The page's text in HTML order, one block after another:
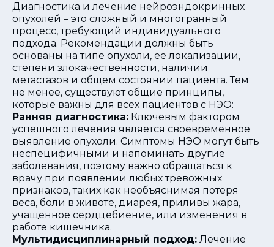
Диагностика и лечение нейроэндокринных
опухолей – это сложный и многогранный
процесс, требующий индивидуального
подхода. Рекомендации должны быть
основаны на типе опухоли, ее локализации,
степени злокачественности, наличии
метастазов и общем состоянии пациента. Тем
не менее, существуют общие принципы,
которые важны для всех пациентов с НЭО:
Ранняя диагностика: Ключевым фактором
успешного лечения является своевременное
выявление опухоли. Симптомы НЭО могут быть
неспецифичными и напоминать другие
заболевания, поэтому важно обращаться к
врачу при появлении любых тревожных
признаков, таких как необъяснимая потеря
веса, боли в животе, диарея, приливы жара,
учащенное сердцебиение, или изменения в
работе кишечника.
Мультидисциплинарный подход: Лечение